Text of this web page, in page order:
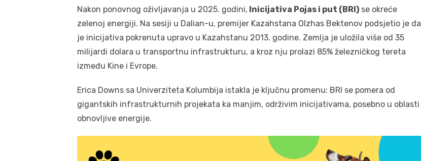
Nakon ponovnog oživljavanja u 2025. godini, Inicijativa Pojas i put (BRI) se okreće
zelenoj energiji. Na sesiji u Dalian-u, premijer Kazahstana Olzhas Bektenov podsjetio je da
je inicijativa pokrenuta upravo u Kazahstanu 2013. godine. Zemlja je uložila više od 35
milijardi dolara u transportnu infrastrukturu, a kroz nju prolazi 85% železničkog tereta
između Kine i Evrope.
Erica Downs sa Univerziteta Kolumbija istakla je ključnu promenu: BRI se pomera od
gigantskih infrastrukturnih projekata ka manjim, održivim inicijativama, posebno u oblasti
obnovljive energije.